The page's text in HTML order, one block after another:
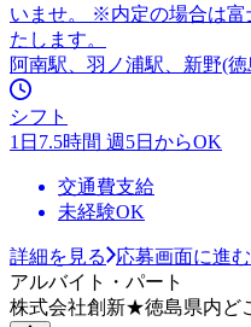
いませ。 ※内定の場合は富
たします。
阿南駅、羽ノ浦駅、新野(徳
シフト
1日7.5時間 週5日からOK
交通費支給
未経験OK
詳細を見る
応募画面に進む
アルバイト・パート
株式会社創新★徳島県内ど